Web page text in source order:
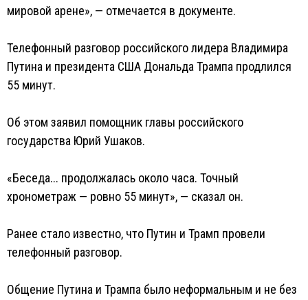
мировой арене», — отмечается в документе.
Телефонный разговор российского лидера Владимира
Путина и президента США Дональда Трампа продлился
55 минут.
Об этом заявил помощник главы российского
государства Юрий Ушаков.
«Беседа... продолжалась около часа. Точный
хронометраж — ровно 55 минут», — сказал он.
Ранее стало известно, что Путин и Трамп провели
телефонный разговор.
Общение Путина и Трампа было неформальным и не без